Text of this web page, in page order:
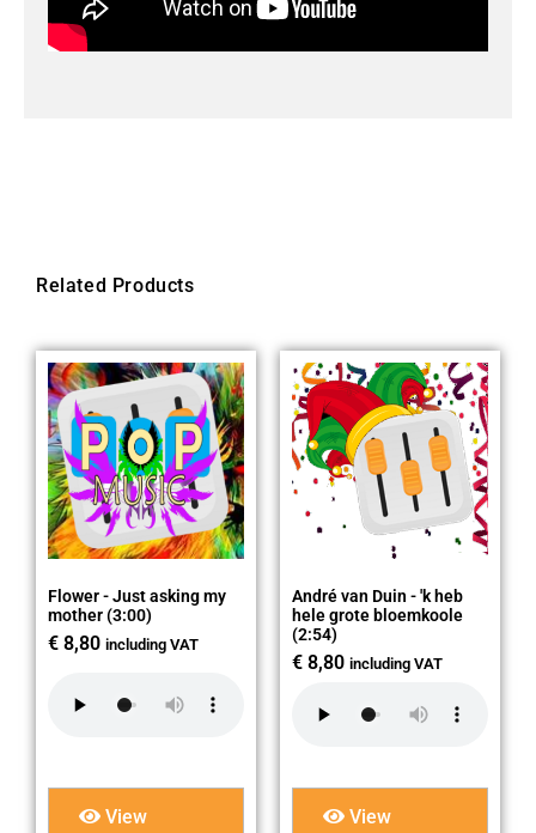
Related Products
Flower - Just asking my
mother (3:00)
€ 8,80 including VAT
View
André van Duin - 'k heb
hele grote bloemkoole
(2:54)
€ 8,80 including VAT
View